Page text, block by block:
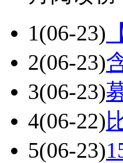
1(06-23)
2(06-23)
3(06-23)
4(06-22)
5(06-23)